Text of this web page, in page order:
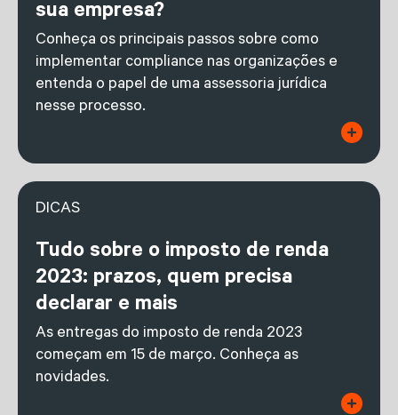
sua empresa?
Conheça os principais passos sobre como
implementar compliance nas organizações e
entenda o papel de uma assessoria jurídica
nesse processo.
DICAS
Tudo sobre o imposto de renda
2023: prazos, quem precisa
declarar e mais
As entregas do imposto de renda 2023
começam em 15 de março. Conheça as
novidades.